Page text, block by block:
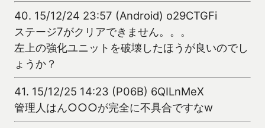
40. 15/12/24 23:57 (Android) o29CTGFi
ステージ7がクリアできません。。。
左上の強化ユニットを破壊したほうが良いのでし
ょうか？
41. 15/12/25 14:23 (P06B) 6QILnMeX
管理人はん○○○が完全に不具合ですなw